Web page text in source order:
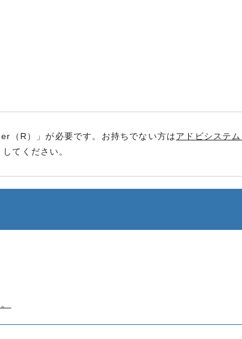
（R）」が必要です。お持ちでない方はアドビシステ
てください。